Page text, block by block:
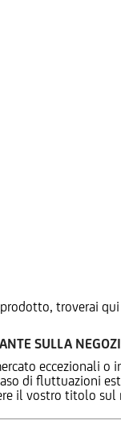
troverai
SULLA
eccezionali
di fluttuazioni
il vostro titolo sul